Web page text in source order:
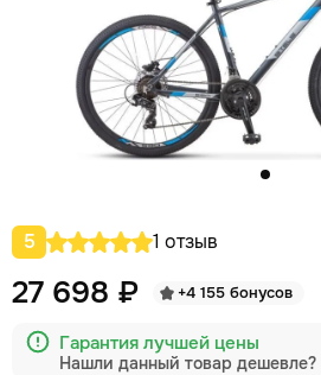
5 1 отзыв
27 698 ₽ +4 155 бонусов
Гарантия лучшей цены
Нашли данный товар дешевле?